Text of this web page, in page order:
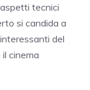
tecnici
si candida a
del
cinema